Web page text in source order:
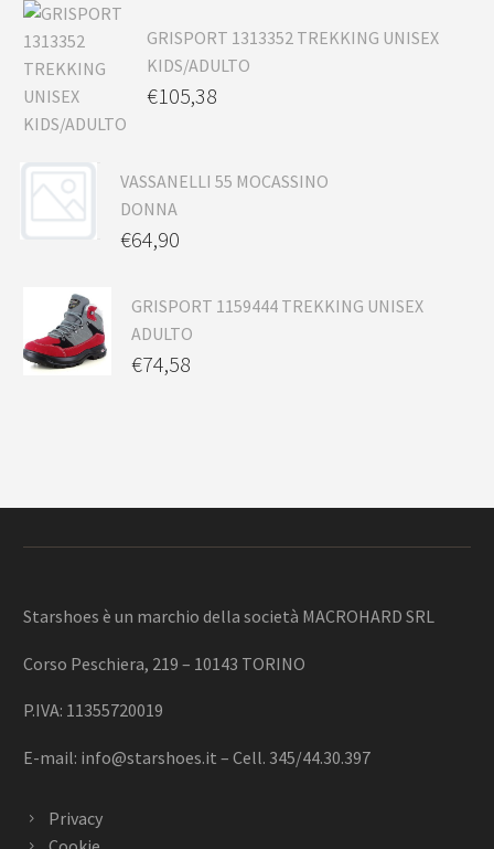
GRISPORT 1313352 TREKKING UNISEX
KIDS/ADULTO
€105,38
VASSANELLI 55 MOCASSINO
DONNA
€64,90
GRISPORT 1159444 TREKKING UNISEX
ADULTO
€74,58
Starshoes è un marchio della società MACROHARD SRL
Corso Peschiera, 219 – 10143 TORINO
P.IVA: 11355720019
E-mail: info@starshoes.it – Cell. 345/44.30.397
Privacy